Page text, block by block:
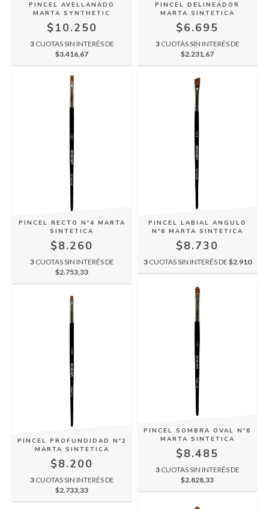
PINCEL AVELLANADO
MARTA SYNTHETIC
$10.250
3 CUOTAS SIN INTERÉS DE
$3.416,67
PINCEL DELINEADOR
MARTA SINTETICA
$6.695
3 CUOTAS SIN INTERÉS DE
$2.231,67
PINCEL RECTO Nº4 MARTA
SINTETICA
$8.260
3 CUOTAS SIN INTERÉS DE
$2.753,33
PINCEL LABIAL ANGULO
Nº6 MARTA SINTETICA
$8.730
3 CUOTAS SIN INTERÉS DE $2.910
PINCEL PROFUNDIDAD Nº2
MARTA SINTETICA
$8.200
3 CUOTAS SIN INTERÉS DE
$2.733,33
PINCEL SOMBRA OVAL Nº6
MARTA SINTETICA
$8.485
3 CUOTAS SIN INTERÉS DE
$2.828,33